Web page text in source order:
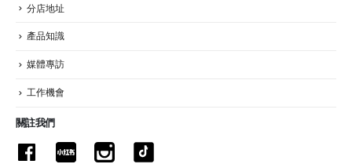
分店地址
產品知識
媒體專訪
工作機會
關註我們